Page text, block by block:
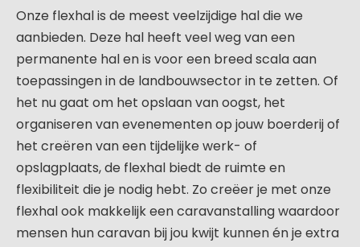
Onze flexhal is de meest veelzijdige hal die we
aanbieden. Deze hal heeft veel weg van een
permanente hal en is voor een breed scala aan
toepassingen in de landbouwsector in te zetten. Of
het nu gaat om het opslaan van oogst, het
organiseren van evenementen op jouw boerderij of
het creëren van een tijdelijke werk- of
opslagplaats, de flexhal biedt de ruimte en
flexibiliteit die je nodig hebt. Zo creëer je met onze
flexhal ook makkelijk een caravanstalling waardoor
mensen hun caravan bij jou kwijt kunnen én je extra